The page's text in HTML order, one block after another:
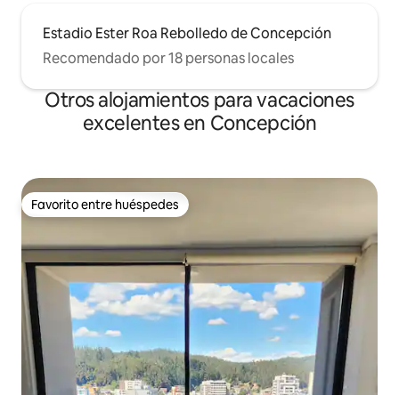
Estadio Ester Roa Rebolledo de Concepción
Recomendado por 18 personas locales
Otros alojamientos para vacaciones
excelentes en Concepción
Favorito entre huéspedes
Favorito entre huéspedes